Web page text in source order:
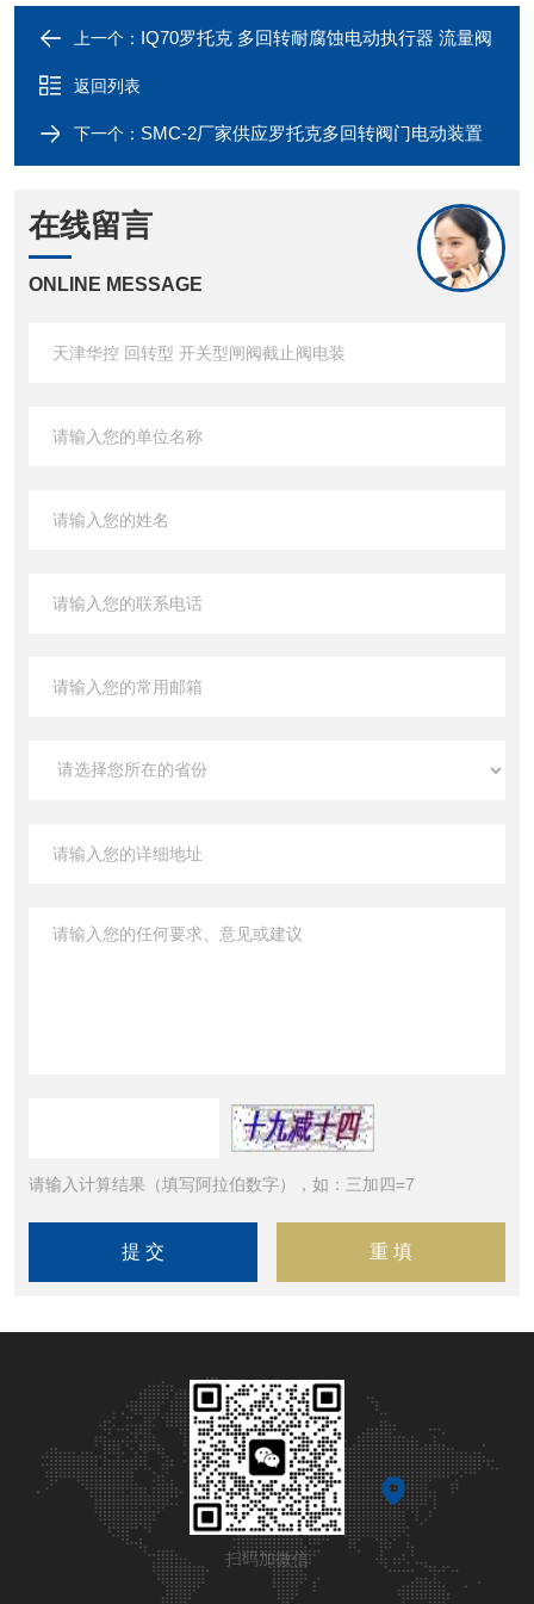
上一个： IQ70罗托克 多回转耐腐蚀电动执行器 流量阀
返回列表
下一个： SMC-2厂家供应罗托克多回转阀门电动装置
在线留言
ONLINE MESSAGE
请输入计算结果（填写阿拉伯数字），如：三加四=7
扫码加微信